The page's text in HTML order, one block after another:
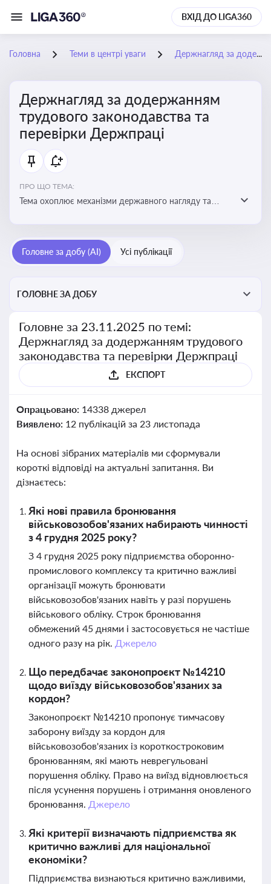
ВХІД ДО LIGA360
Головна Теми в центрі уваги Держнагляд за додержанням трудового законодавства та перевірки Держпраці
Держнагляд за додержанням
трудового законодавства та
перевірки Держпраці
ПРО ЩО ТЕМА:
Тема охоплює механізми державного нагляду та
Головне за добу (AI) Усі публікації
ГОЛОВНЕ ЗА ДОБУ
Головне за 23.11.2025 по темі:
Держнагляд за додержанням трудового
законодавства та перевірки Держпраці
ЕКСПОРТ
Опрацьовано: 14338 джерел
Виявлено: 12 публікацій за 23 листопада
На основі зібраних матеріалів ми сформували
короткі відповіді на актуальні запитання. Ви
дізнаєтесь:
Які нові правила бронювання
військовозобов'язаних набирають чинності
з 4 грудня 2025 року?
З 4 грудня 2025 року підприємства оборонно-
промислового комплексу та критично важливі
організації можуть бронювати
військовозобов'язаних навіть у разі порушень
військового обліку. Строк бронювання
обмежений 45 днями і застосовується не частіше
одного разу на рік. Джерело
Що передбачає законопроєкт №14210
щодо виїзду військовозобов'язаних за
кордон?
Законопроєкт №14210 пропонує тимчасову
заборону виїзду за кордон для
військовозобов'язаних із короткостроковим
бронюванням, які мають неврегульовані
порушення обліку. Право на виїзд відновлюється
після усунення порушень і отримання оновленого
бронювання. Джерело
Які критерії визначають підприємства як
критично важливі для національної
економіки?
Підприємства визнаються критично важливими,